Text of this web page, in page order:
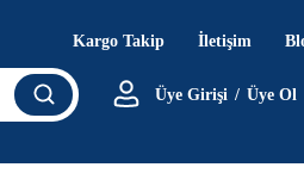
Kargo Takip İletişim
Üye Girişi / Üye Ol